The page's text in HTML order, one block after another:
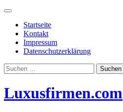
Skip
contentStartseite
Kontakt
Impressum
Datenschutzerklärung
Suchen
nach:
Luxusfirmen.com